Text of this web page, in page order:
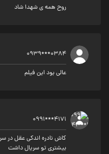
روح همه ی شهدا شاد
0939***0384
عالی بود این فیلم
0991***4171
کاش نادره اندکی عقل در
بیشتری تو سریال داشت